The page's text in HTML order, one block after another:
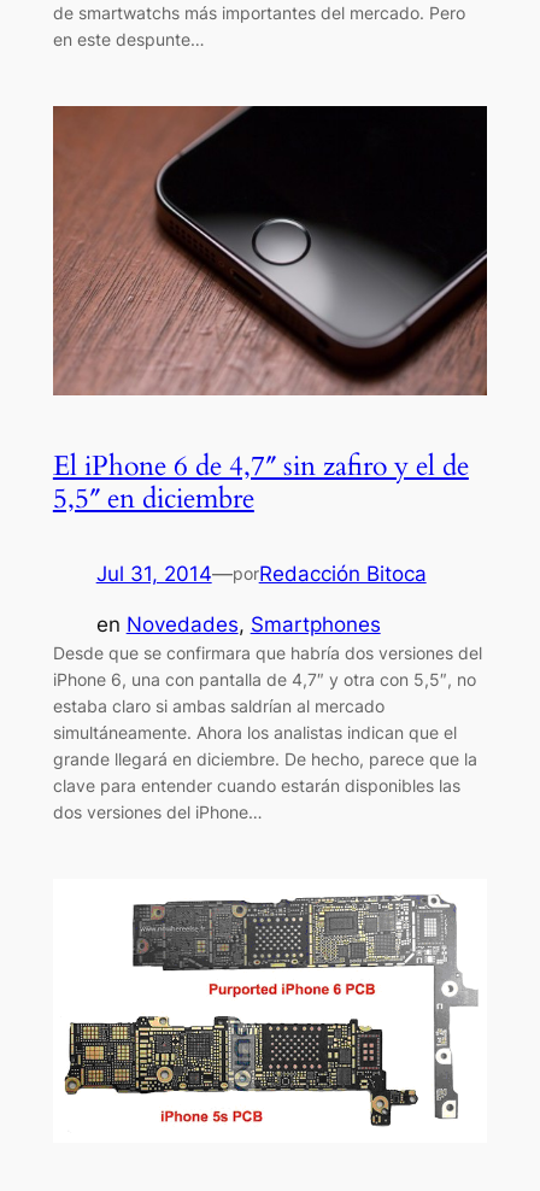
de smartwatchs más importantes del mercado. Pero
en este despunte…
El iPhone 6 de 4,7″ sin zafiro y el de
5,5″ en diciembre
Jul 31, 2014—porRedacción Bitoca
en Novedades, Smartphones
Desde que se confirmara que habría dos versiones del
iPhone 6, una con pantalla de 4,7″ y otra con 5,5″, no
estaba claro si ambas saldrían al mercado
simultáneamente. Ahora los analistas indican que el
grande llegará en diciembre. De hecho, parece que la
clave para entender cuando estarán disponibles las
dos versiones del iPhone…